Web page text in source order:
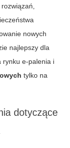
nowych
najlepszy dla
rynku e-palenia i
tylko na
dotyczące